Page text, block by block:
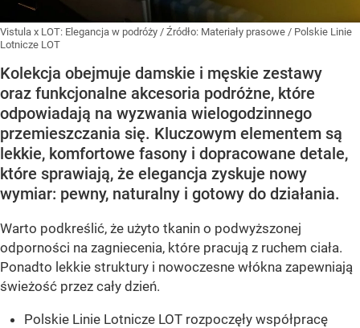
Vistula x LOT: Elegancja w podróży / Źródło: Materiały prasowe / Polskie Linie
Lotnicze LOT
Kolekcja obejmuje damskie i męskie zestawy
oraz funkcjonalne akcesoria podróżne, które
odpowiadają na wyzwania wielogodzinnego
przemieszczania się. Kluczowym elementem są
lekkie, komfortowe fasony i dopracowane detale,
które sprawiają, że elegancja zyskuje nowy
wymiar: pewny, naturalny i gotowy do działania.
Warto podkreślić, że użyto tkanin o podwyższonej
odporności na zagniecenia, które pracują z ruchem ciała.
Ponadto lekkie struktury i nowoczesne włókna zapewniają
świeżość przez cały dzień.
Polskie Linie Lotnicze LOT rozpoczęły współpracę